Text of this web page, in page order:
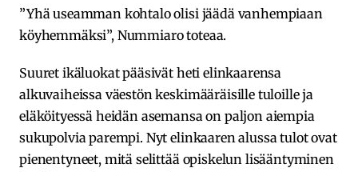
”Yhä useamman kohtalo olisi jäädä vanhempiaan
köyhemmäksi”, Nummiaro toteaa.
Suuret ikäluokat pääsivät heti elinkaarensa
alkuvaiheissa väestön keskimääräisille tuloille ja
eläköityessä heidän asemansa on paljon aiempia
sukupolvia parempi. Nyt elinkaaren alussa tulot ovat
pienentyneet, mitä selittää opiskelun lisääntyminen